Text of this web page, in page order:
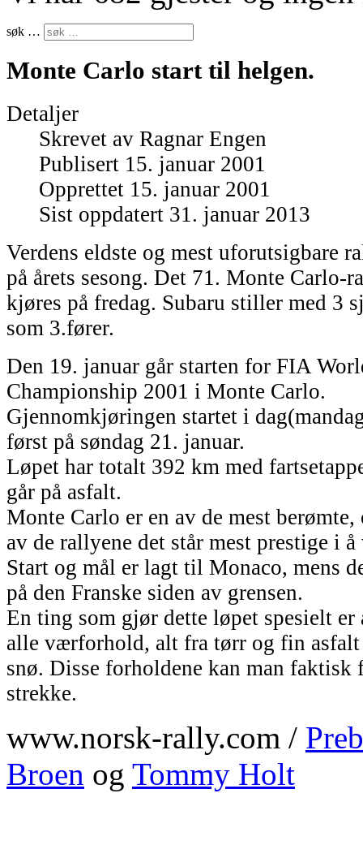
søk …
Monte Carlo start til helgen.
Detaljer
Skrevet av Ragnar Engen
Publisert 15. januar 2001
Opprettet 15. januar 2001
Sist oppdatert 31. januar 2013
Verdens eldste og mest uforutsigbare
på årets sesong. Det 71. Monte Carlo-
kjøres på fredag. Subaru stiller med 3
som 3.fører.
Den 19. januar går starten for FIA
Championship 2001 i Monte Carlo.
Gjennomkjøringen startet i
først på søndag 21. januar.
Løpet har totalt 392 km med
går på asfalt.
Monte Carlo er en av de mest berømte,
av de rallyene det står mest prestige i
Start og mål er lagt til Monaco, mens
på den Franske siden av grensen.
En ting som gjør dette løpet spesielt
alle værforhold, alt fra tørr og fin
snø. Disse forholdene kan man faktisk
strekke.
www.norsk-rally.com /
Broen og Tommy Holt